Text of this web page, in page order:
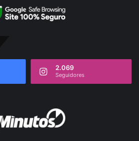
2.069
Seguidores